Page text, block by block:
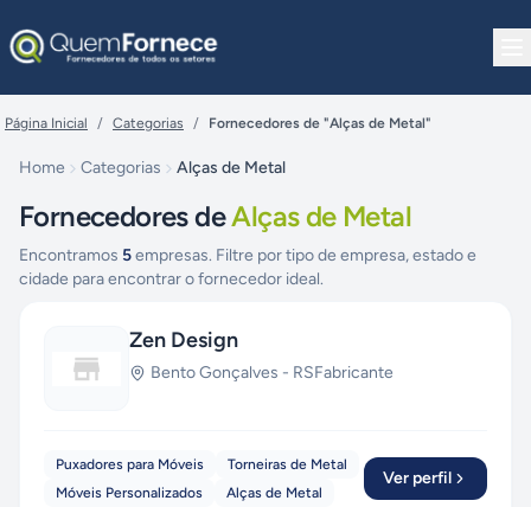
Página Inicial / Categorias / Fornecedores de "Alças de Metal"
Home Categorias Alças de Metal
Fornecedores deAlças de Metal
Encontramos 5empresas. Filtre por tipo de empresa, estado e
cidade para encontrar o fornecedor ideal.
Zen Design
Bento Gonçalves - RSFabricante
Puxadores para Móveis
Torneiras de Metal
Móveis Personalizados
Alças de Metal
Ver perfil